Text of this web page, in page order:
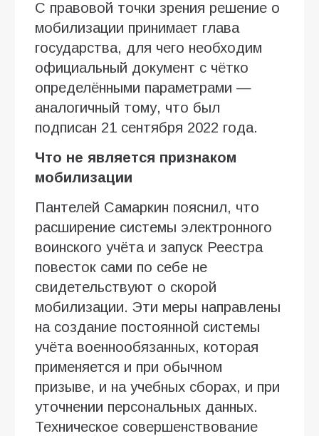
С правовой точки зрения решение о
мобилизации принимает глава
государства, для чего необходим
официальный документ с чётко
определёнными параметрами —
аналогичный тому, что был
подписан 21 сентября 2022 года.
Что не является признаком
мобилизации
Пантелей Самаркин пояснил, что
расширение системы электронного
воинского учёта и запуск Реестра
повесток сами по себе не
свидетельствуют о скорой
мобилизации. Эти меры направлены
на создание постоянной системы
учёта военнообязанных, которая
применяется и при обычном
призыве, и на учебных сборах, и при
уточнении персональных данных.
Техническое совершенствование